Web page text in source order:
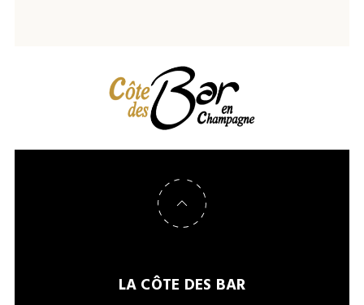
LA CÔTE DES BAR
Retour en haut de page